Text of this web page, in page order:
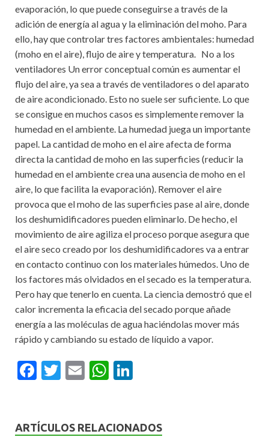
evaporación, lo que puede conseguirse a través de la
adición de energía al agua y la eliminación del moho. Para
ello, hay que controlar tres factores ambientales: humedad
(moho en el aire), flujo de aire y temperatura. No a los
ventiladores Un error conceptual común es aumentar el
flujo del aire, ya sea a través de ventiladores o del aparato
de aire acondicionado. Esto no suele ser suficiente. Lo que
se consigue en muchos casos es simplemente remover la
humedad en el ambiente. La humedad juega un importante
papel. La cantidad de moho en el aire afecta de forma
directa la cantidad de moho en las superficies (reducir la
humedad en el ambiente crea una ausencia de moho en el
aire, lo que facilita la evaporación). Remover el aire
provoca que el moho de las superficies pase al aire, donde
los deshumidificadores pueden eliminarlo. De hecho, el
movimiento de aire agiliza el proceso porque asegura que
el aire seco creado por los deshumidificadores va a entrar
en contacto continuo con los materiales húmedos. Uno de
los factores más olvidados en el secado es la temperatura.
Pero hay que tenerlo en cuenta. La ciencia demostró que el
calor incrementa la eficacia del secado porque añade
energía a las moléculas de agua haciéndolas mover más
rápido y cambiando su estado de líquido a vapor.
F
b
T
er
E
l
W
s
dI
ARTÍCULOS RELACIONADOS